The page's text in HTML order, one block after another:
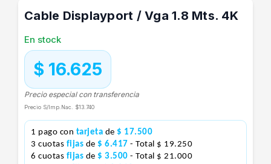
Cable Displayport / Vga 1.8 Mts. 4K
En stock
$ 16.625
Precio especial con transferencia
Precio S/Imp.Nac. $13.740
1 pago con tarjeta de $ 17.500
3 cuotas fijas de $ 6.417 - Total $ 19.250
6 cuotas fijas de $ 3.500 - Total $ 21.000